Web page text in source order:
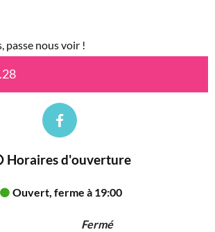
passe nous voir !
Horaires d'ouverture
Ouvert, ferme à 19:00
Fermé